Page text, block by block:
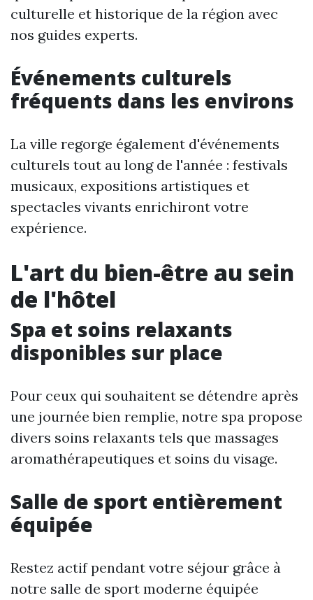
culturelle et historique de la région avec
nos guides experts.
Événements culturels
fréquents dans les environs
La ville regorge également d'événements
culturels tout au long de l'année : festivals
musicaux, expositions artistiques et
spectacles vivants enrichiront votre
expérience.
L'art du bien-être au sein
de l'hôtel
Spa et soins relaxants
disponibles sur place
Pour ceux qui souhaitent se détendre après
une journée bien remplie, notre spa propose
divers soins relaxants tels que massages
aromathérapeutiques et soins du visage.
Salle de sport entièrement
équipée
Restez actif pendant votre séjour grâce à
notre salle de sport moderne équipée